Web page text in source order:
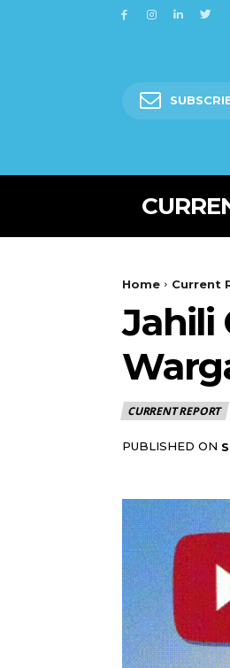
Home Current
Jahili
CURRENT REPORT
PUBLISHED ON